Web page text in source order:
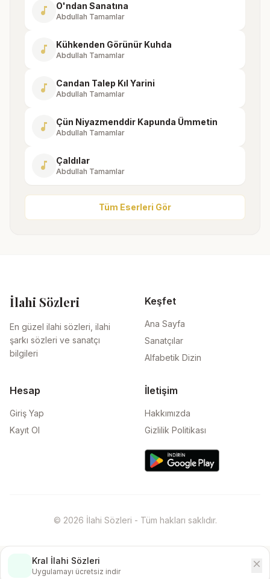
music_note O'ndan Sanatına
Abdullah Tamamlar
music_note Kühkenden Görünür Kuhda
Abdullah Tamamlar
music_note Candan Talep Kıl Yarini
Abdullah Tamamlar
music_note Çün Niyazmenddir Kapunda Ümmetin
Abdullah Tamamlar
music_note Çaldılar
Abdullah Tamamlar
Tüm Eserleri Gör
İlahi Sözleri
En güzel ilahi sözleri, ilahi
şarkı sözleri ve sanatçı
bilgileri
Keşfet
Ana Sayfa
Sanatçılar
Alfabetik Dizin
Hesap
Giriş Yap
Kayıt Ol
İletişim
Hakkımızda
Gizlilik Politikası
© 2026 İlahi Sözleri - Tüm hakları saklıdır.
Kral İlahi Sözleri
Uygulamayı ücretsiz indir
close